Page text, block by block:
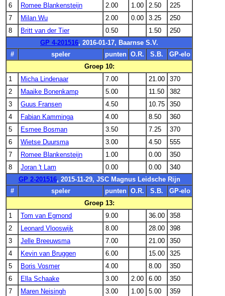
6
Romee Blankensteijn 2.00 1.00 2.50
225
7
Milan Wu 2.00 0.00 3.25
250
8
Britt van der Tier 0.50 1.50
250
GP 4-201516, 2016-01-17, Baarnse S.V.
#
speler punten O.R. S.B.
GP-elo
Groep 10:
1
Micha Lindenaar 7.00 21.00
370
2
Maaike Bonenkamp 5.00 11.50
382
3
Guus Fransen 4.50 10.75
350
4
Fabian Kamminga 4.00 8.50
360
5
Esmee Bosman 3.50 7.25
370
6
Wietse Duursma 3.00 4.50
555
7
Romee Blankensteijn 1.00 0.00
350
8
Joran 't Lam 0.00 0.00
340
GP 2-201516, 2015-11-29, JSC Magnus Leidsche Rijn
#
speler punten O.R. S.B.
GP-elo
Groep 13:
1
Tom van Egmond 9.00 36.00
358
2
Leonard Vlooswijk 8.00 28.00
398
3
Jelle Breeuwsma 7.00 21.00
350
4
Kevin van Bruggen 6.00 15.00
325
5
Boris Vosmer 4.00 8.00
350
6
Ella Schaake 3.00 2.00 6.00
350
7
Maren Neisingh 3.00 1.00 5.00
359